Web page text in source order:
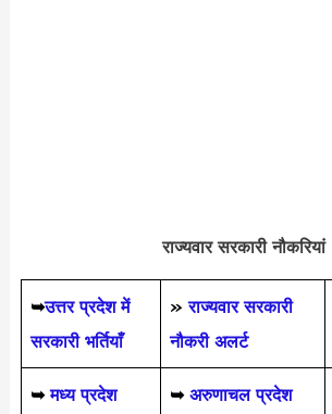
राज्यवार सरकारी नौकरियां
➥उत्तर प्रदेश में
सरकारी भर्तियाँ
»राज्यवार सरकारी
नौकरी अलर्ट
➥ मध्य प्रदेश
➥ अरुणाचल प्रदेश